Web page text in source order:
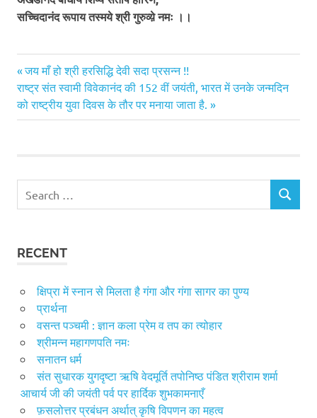
सच्चिदानंद रूपाय तस्मये श्री गुरुव्य़े नमः ।।
Post
navigation
Previous
Post:
जय माँ हो श्री हरसिद्धि देवी सदा प्रसन्न !!
Next
Post:
राष्ट्र संत स्वामी विवेकानंद की 152 वीं जयंती, भारत में उनके जन्मदिन
को राष्ट्रीय युवा दिवस के तौर पर मनाया जाता है.
for:
SEARCH
RECENT
क्षिप्रा में स्नान से मिलता है गंगा और गंगा सागर का पुण्य
प्रार्थना
वसन्त पञ्चमी : ज्ञान कला प्रेम व तप का त्योहार
श्रीमन्न महागणपति नमः
सनातन धर्म
संत सुधारक युगदृष्टा ऋषि वेदमूर्ति तपोनिष्ठ पंडित श्रीराम शर्मा
आचार्य जी की जयंती पर्व पर हार्दिक शुभकामनाएँ
फ़सलोत्तर प्रबंधन अर्थात् कृषि विपणन का महत्व